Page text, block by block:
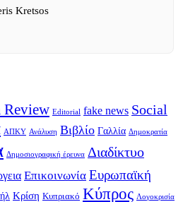
Kretsos
Review Editorial fake news Social
ΑΠΚΥ Ανάλυση Βιβλίο Γαλλία Δημοκρατία
Δημοσιογραφική έρευνα Διαδίκτυο
Επικοινωνία Ευρωπαϊκή
Κρίση Κυπριακό Κύπρος Λογοκρισία